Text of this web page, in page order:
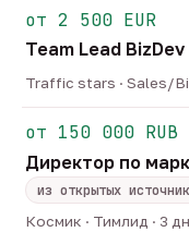
от 2 500 EUR
Team Lead BizDev
Traffic stars · Sales/
от 150 000 RUB
Директор по
из открытых
Космик · Тимлид · 3